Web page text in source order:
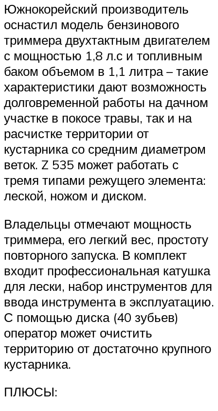
Южнокорейский производитель
оснастил модель бензинового
триммера двухтактным двигателем
с мощностью 1,8 л.с и топливным
баком объемом в 1,1 литра – такие
характеристики дают возможность
долговременной работы на дачном
участке в покосе травы, так и на
расчистке территории от
кустарника со средним диаметром
веток. Z 535 может работать с
тремя типами режущего элемента:
леской, ножом и диском.
Владельцы отмечают мощность
триммера, его легкий вес, простоту
повторного запуска. В комплект
входит профессиональная катушка
для лески, набор инструментов для
ввода инструмента в эксплуатацию.
С помощью диска (40 зубьев)
оператор может очистить
территорию от достаточно крупного
кустарника.
ПЛЮСЫ: